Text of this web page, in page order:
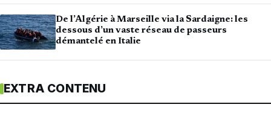
De l’Algérie à Marseille via la Sardaigne: les
dessous d’un vaste réseau de passeurs
démantelé en Italie
EXTRA CONTENU